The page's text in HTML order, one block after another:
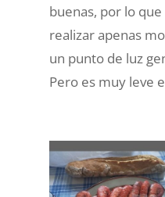
buenas, por lo
realizar apenas
un punto de luz
Pero es muy leve